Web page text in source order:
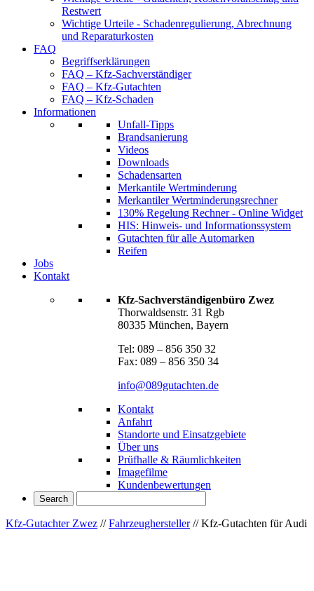
Restwert
Wichtige Urteile - Schadenregulierung, Abrechnung
und Reparaturkosten
FAQ
Begriffserklärungen
FAQ – Kfz-Sachverständiger
FAQ – Kfz-Gutachten
FAQ – Kfz-Schaden
Informationen
Unfall-Tipps
Brandsanierung
Videos
Downloads
Schadensarten
Merkantile Wertminderung
Merkantiler Wertminderungsrechner
130% Regelung Rechner - Online Widget
HIS: Hinweis- und Informationssystem
Gutachten für alle Automarken
Reifen
Jobs
Kontakt
Kfz-Sachverständigenbüro Zwez
Thorwaldsenstr. 31 Rgb
80335 München, Bayern
Tel: 089 – 856 350 32
Fax: 089 – 856 350 34
info@089gutachten.de
Kontakt
Anfahrt
Standorte und Einsatzgebiete
Über uns
Prüfhalle & Räumlichkeiten
Imagefilme
Kundenbewertungen
Kfz-Gutachter Zwez //Fahrzeughersteller//Kfz-Gutachten für Audi